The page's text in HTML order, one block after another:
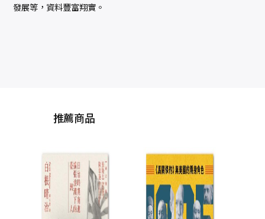
發展等，資料豐富翔實。
推薦商品
海洋臺灣：歷史上與
東西洋的交接（二
版）
蔡石山
NT$420
NT$ 332